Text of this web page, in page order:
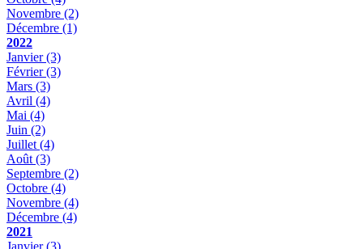
Novembre (2)
Décembre (1)
2022
Janvier(3)
Février(3)
Mars (3)
Avril (4)
Mai (4)
Juin (2)
Juillet (4)
Août (3)
Septembre (2)
Octobre (4)
Novembre (4)
Décembre (4)
2021
Janvier(3)